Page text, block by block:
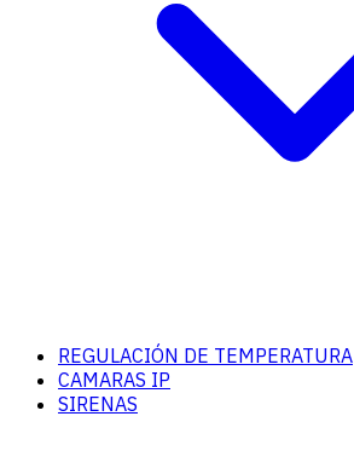
REGULACIÓN DE TEMPERATURA
CAMARAS IP
SIRENAS